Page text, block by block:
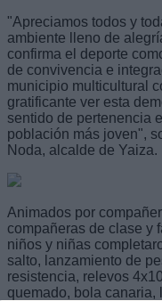
"Apreciamos todos y
ambiente lleno de
confirma el deporte
de convivencia e
municipio multicultural
gratificante ver esta
sentido de pertenencia
población más joven",
Noda, alcalde de Yaiza.
Animados por
compañeras de clase y
niños y niñas
salto, lanzamiento de
resistencia, relevos
quemado, bola canaria,